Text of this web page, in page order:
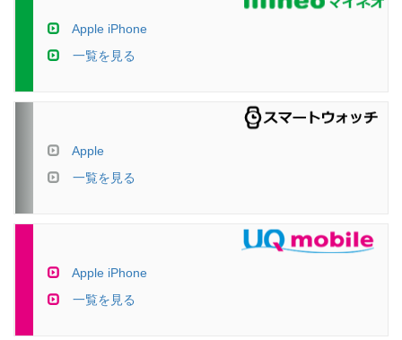
Apple iPhone
一覧を見る
Apple
一覧を見る
Apple iPhone
一覧を見る